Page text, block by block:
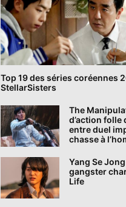
Top 19 des séries coréennes
StellarSisters
The
d’action folle
entre duel
chasse à
Yang Se
gangster
Life